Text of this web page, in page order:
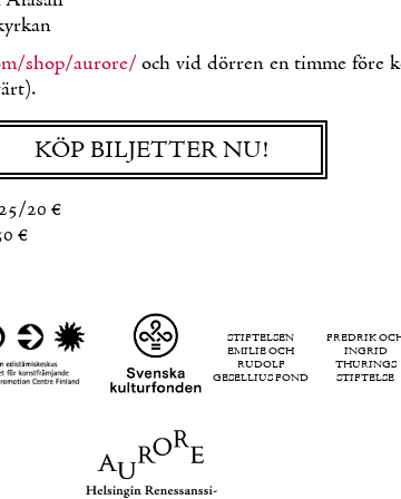
​shop/​aurore/​och vid dör­ren en tim­me fö­re
KÖP BIL­JET­TER NU!
20 €
€
STIFTELSEN
EMILIE OCH
RUDOLF
GESELLIUS FOND
FREDRIK
INGRID
THURINGS
STIFTELSE